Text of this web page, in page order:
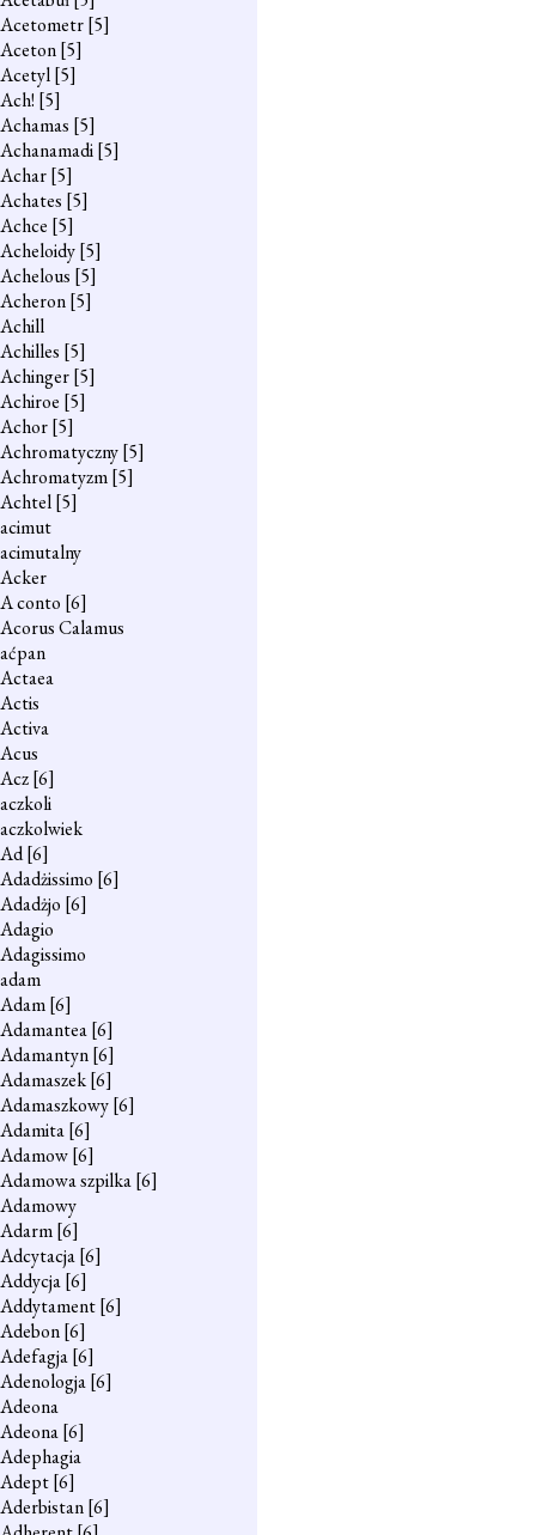
Acetometr[5]
Aceton[5]
Acetyl[5]
Ach! [5]
Achamas [5]
Achanamadi[5]
Achar[5]
Achates [5]
Achce [5]
Acheloidy[5]
Achelous [5]
Acheron[5]
Achill
Achilles [5]
Achinger[5]
Achiroe [5]
Achor[5]
Achromatyczny[5]
Achromatyzm[5]
Achtel[5]
acimut
acimutalny
Acker
A conto [6]
Acorus Calamus
aćpan
Actaea
Actis
Activa
Acus
Acz[6]
aczkoli
aczkolwiek
Ad[6]
Adadżissimo [6]
Adadżjo [6]
Adagio
Adagissimo
adam
Adam[6]
Adamantea[6]
Adamantyn[6]
Adamaszek[6]
Adamaszkowy[6]
Adamita[6]
Adamow[6]
Adamowa szpilka[6]
Adamowy
Adarm[6]
Adcytacja[6]
Addycja[6]
Addytament[6]
Adebon[6]
Adefagja[6]
Adenologja[6]
Adeona
Adeona[6]
Adephagia
Adept[6]
Aderbistan[6]